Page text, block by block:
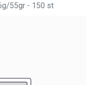
55gr - 150 st